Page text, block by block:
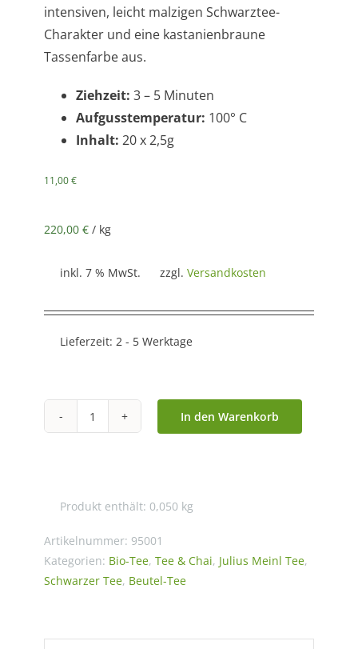
intensiven, leicht malzigen Schwarztee-
Charakter und eine kastanienbraune
Tassenfarbe aus.
Ziehzeit: 3 – 5 Minuten
Aufgusstemperatur: 100° C
Inhalt: 20 x 2,5g
11,00€
220,00 € / kg
inkl. 7 % MwSt. zzgl. Versandkosten
Lieferzeit: 2 - 5 Werktage
Julius
Assam
South
India
blend
In den Warenkorb
Produkt enthält: 0,050 kg
Artikelnummer: 95001
Kategorien: Bio-Tee, Tee & Chai, Julius Meinl Tee,
Schwarzer Tee, Beutel-Tee